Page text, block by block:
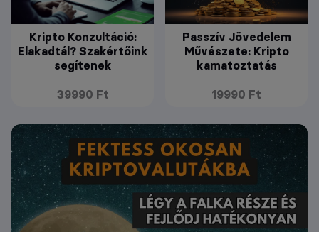
Kripto Konzultáció:
Elakadtál? Szakértőink
segítenek
39990 Ft
Passzív Jövedelem
Művészete: Kripto
kamatoztatás
19990 Ft